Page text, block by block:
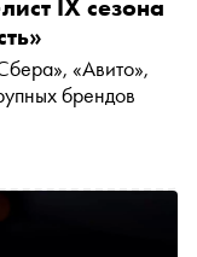
IX сезона
«Авито»,
брендов